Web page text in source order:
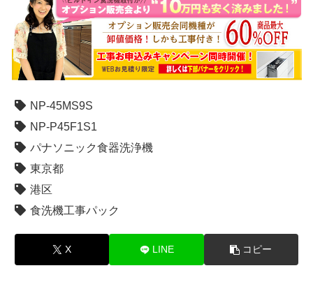
NP-45MS9S
NP-P45F1S1
パナソニック食器洗浄機
東京都
港区
食洗機工事パック
X LINE コピー